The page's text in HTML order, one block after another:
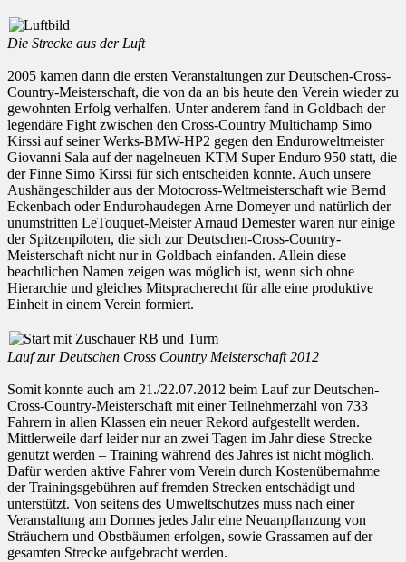
Die Strecke aus der Luft
2005 kamen dann die ersten Veranstaltungen zur Deutschen-Cross-
Country-Meisterschaft, die von da an bis heute den Verein wieder zu
gewohnten Erfolg verhalfen. Unter anderem fand in Goldbach der
legendäre Fight zwischen den Cross-Country Multichamp Simo
Kirssi auf seiner Werks-BMW-HP2 gegen den Enduroweltmeister
Giovanni Sala auf der nagelneuen KTM Super Enduro 950 statt, die
der Finne Simo Kirssi für sich entscheiden konnte. Auch unsere
Aushängeschilder aus der Motocross-Weltmeisterschaft wie Bernd
Eckenbach oder Endurohaudegen Arne Domeyer und natürlich der
unumstritten LeTouquet-Meister Arnaud Demester waren nur einige
der Spitzenpiloten, die sich zur Deutschen-Cross-Country-
Meisterschaft nicht nur in Goldbach einfanden. Allein diese
beachtlichen Namen zeigen was möglich ist, wenn sich ohne
Hierarchie und gleiches Mitspracherecht für alle eine produktive
Einheit in einem Verein formiert.
Lauf zur Deutschen Cross Country Meisterschaft 2012
Somit konnte auch am 21./22.07.2012 beim Lauf zur Deutschen-
Cross-Country-Meisterschaft mit einer Teilnehmerzahl von 733
Fahrern in allen Klassen ein neuer Rekord aufgestellt werden.
Mittlerweile darf leider nur an zwei Tagen im Jahr diese Strecke
genutzt werden – Training während des Jahres ist nicht möglich.
Dafür werden aktive Fahrer vom Verein durch Kostenübernahme
der Trainingsgebühren auf fremden Strecken entschädigt und
unterstützt. Von seitens des Umweltschutzes muss nach einer
Veranstaltung am Dormes jedes Jahr eine Neuanpflanzung von
Sträuchern und Obstbäumen erfolgen, sowie Grassamen auf der
gesamten Strecke aufgebracht werden.